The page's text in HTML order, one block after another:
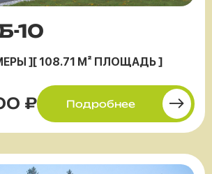
10
][ 108.71 М² ПЛОЩАДЬ ]
₽ Подробнее